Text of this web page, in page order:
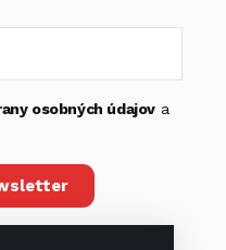
osobných údajova